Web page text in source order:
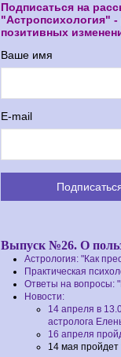
Подписаться на
"Астропсихология" -
позитивных
Ваше имя
E-mail
Выпуск №26. О
Астрология: "Как
Практическая
Ответы на вопросы:
Новости:
14 апреля в
астролога
16 апреля
14 мая пройдет